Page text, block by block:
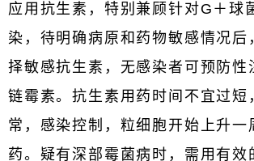
应用抗生素，特别兼顾针对G＋球
染，待明确病原和药物敏感情况后
择敏感抗生素，无感染者可预防性
链霉素。抗生素用药时间不宜过短
常，感染控制，粒细胞开始上升一
药。疑有深部霉菌病时，需用有效